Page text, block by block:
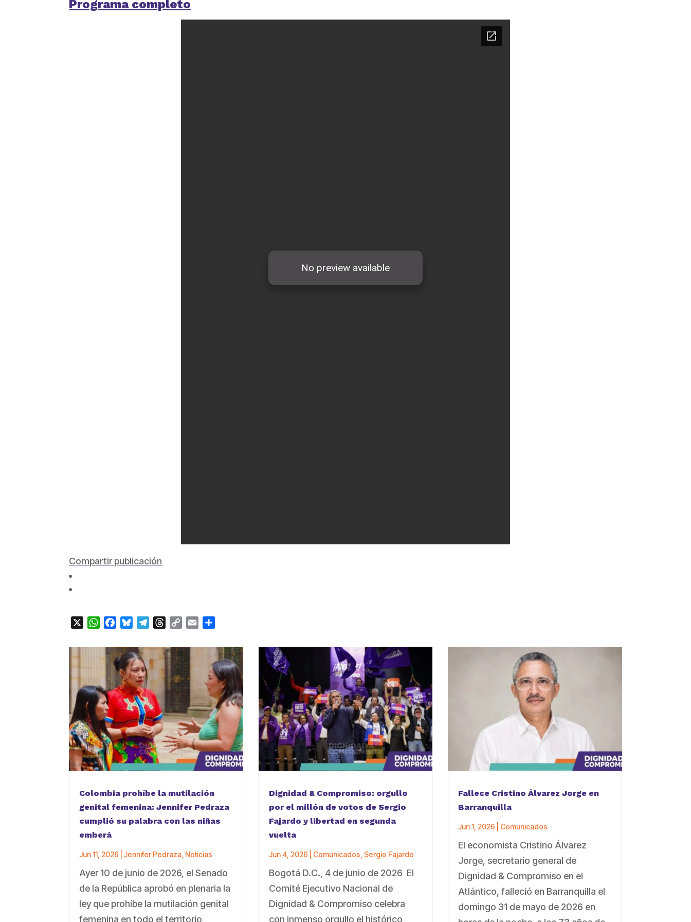
Programa completo
Compartir publicación
WhatsApp
FacebookBlueskyTelegramThreads
Copy Email
Colombia prohíbe la mutilación
genital femenina: Jennifer Pedraza
cumplió su palabra con las niñas
emberá
Jun 11, 2026 |Jennifer Pedraza Noticias
Ayer 10 de junio de 2026, el Senado
de la República aprobó en plenaria la
ley que prohíbe la mutilación genital
femenina en todo el territorio
Dignidad & Compromiso: orgullo
por el millón de votos de Sergio
Fajardo y libertad en segunda
vuelta
Jun 4, 2026 Comunicados Sergio Fajardo
Bogotá D.C., 4 de junio de 2026 El
Comité Ejecutivo Nacional de
Dignidad & Compromiso celebra
con inmenso orgullo el histórico
Fallece Cristino Álvarez Jorge en
Barranquilla
Jun 1, 2026 Comunicados
El economista Cristino Álvarez
Jorge, secretario general de
Dignidad & Compromiso en el
Atlántico, falleció en Barranquilla el
domingo 31 de mayo de 2026 en